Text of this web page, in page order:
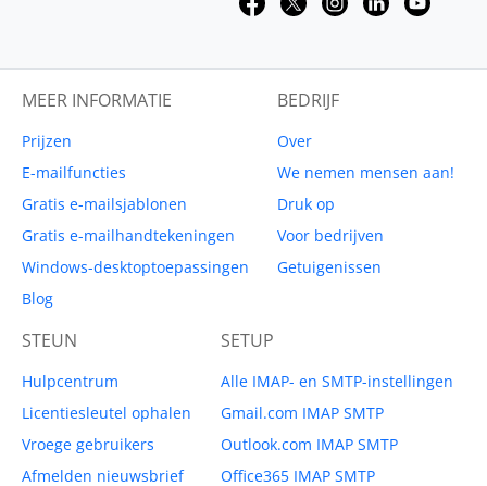
MEER INFORMATIE
Prijzen
E-mailfuncties
Gratis e-mailsjablonen
Gratis e-mailhandtekeningen
Windows-desktoptoepassingen
Blog
BEDRIJF
Over
We nemen mensen aan!
Druk op
Voor bedrijven
Getuigenissen
STEUN
Hulpcentrum
Licentiesleutel ophalen
Vroege gebruikers
Afmelden nieuwsbrief
SETUP
Alle IMAP- en SMTP-instellingen
Gmail.com IMAP SMTP
Outlook.com IMAP SMTP
Office365 IMAP SMTP